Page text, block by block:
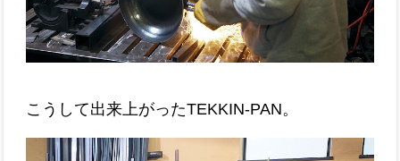
こうして出来上がったTEKKIN-PAN。